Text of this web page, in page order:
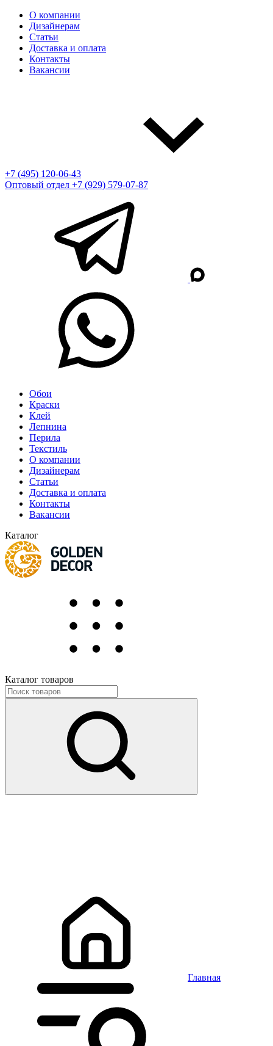
О компании
Дизайнерам
Статьи
Доставка и оплата
Контакты
Вакансии
+7 (495) 120-06-43
Оптовый отдел +7 (929) 579-07-87
Обои
Краски
Клей
Лепнина
Перила
Текстиль
О компании
Дизайнерам
Статьи
Доставка и оплата
Контакты
Вакансии
Каталог
Каталог товаров
Главная